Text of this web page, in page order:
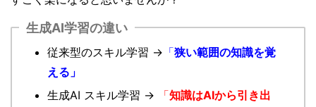
生成AI学習の違い
従来型のスキル学習 → 「狭い範囲の知識を覚
える」
生成AI スキル学習 →
「知識はAIから引き出